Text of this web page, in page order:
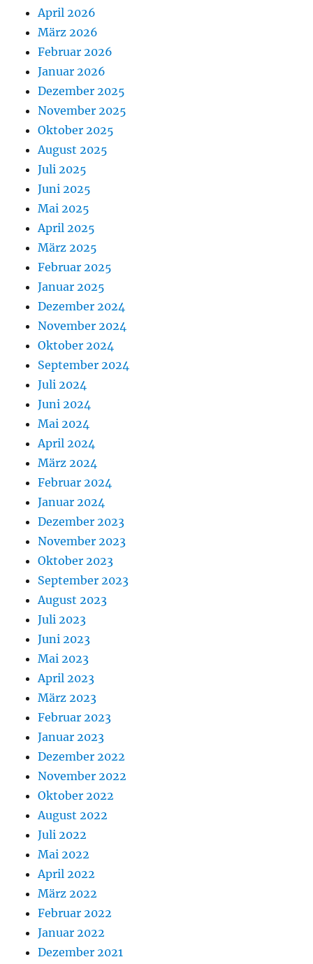
April 2026
März 2026
Februar 2026
Januar 2026
Dezember 2025
November 2025
Oktober 2025
August 2025
Juli 2025
Juni 2025
Mai 2025
April 2025
März 2025
Februar 2025
Januar 2025
Dezember 2024
November 2024
Oktober 2024
September 2024
Juli 2024
Juni 2024
Mai 2024
April 2024
März 2024
Februar 2024
Januar 2024
Dezember 2023
November 2023
Oktober 2023
September 2023
August 2023
Juli 2023
Juni 2023
Mai 2023
April 2023
März 2023
Februar 2023
Januar 2023
Dezember 2022
November 2022
Oktober 2022
August 2022
Juli 2022
Mai 2022
April 2022
März 2022
Februar 2022
Januar 2022
Dezember 2021